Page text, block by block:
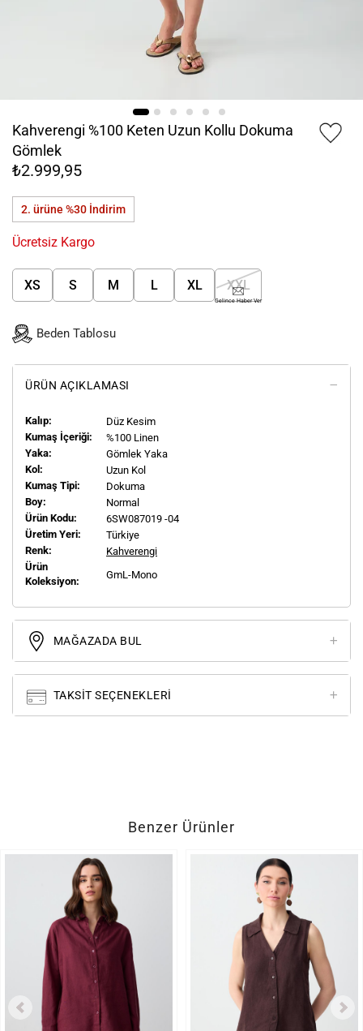
Kahverengi %100 Keten Uzun Kollu Dokuma
Gömlek
₺2.999,95
2. ürüne %30 İndirim
Ücretsiz Kargo
XS S M L XL XXL
Gelince Haber Ver
Beden Tablosu
ÜRÜN AÇIKLAMASI
Kalıp:
Düz Kesim
Kumaş İçeriği:
%100 Linen
Yaka:
Gömlek Yaka
Kol:
Uzun Kol
Kumaş Tipi:
Dokuma
Boy:
Normal
Ürün Kodu:
6SW087019 -04
Üretim Yeri:
Türkiye
Renk:
Kahverengi
Ürün
Koleksiyon:
GmL-Mono
MAĞAZADA BUL
TAKSIT SEÇENEKLERI
Benzer Ürünler